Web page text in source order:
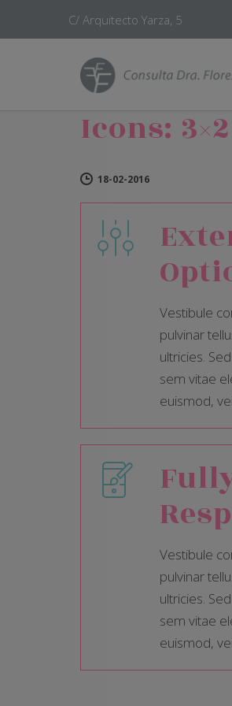
C/ Arquitecto Yarza, 5
Icons:
18-02-2016
Vestibule
pulvinar
ultricies.
sem vitae
euismod,
Vestibule
pulvinar
ultricies.
sem vitae
euismod,